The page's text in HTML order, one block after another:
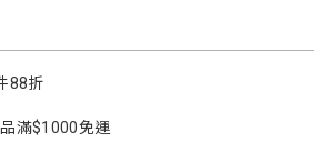
88折
滿$1000免運